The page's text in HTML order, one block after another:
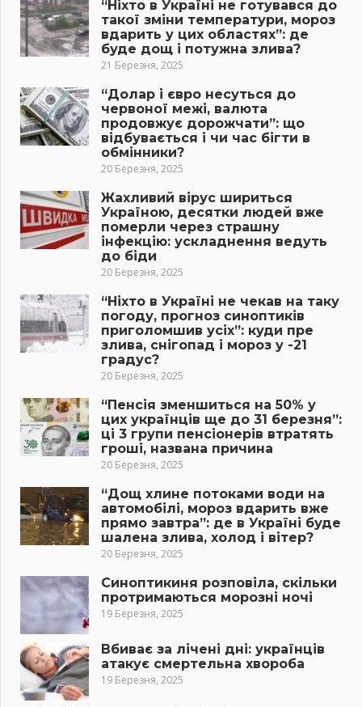
“Ніхто в Україні не готувався до
такої зміни температури, мороз
вдарить у цих областях”: де
буде дощ і потужна злива?
21 Березня, 2025
“Долар і євро несуться до
червоної межі, валюта
продовжує дорожчати”: що
відбувається і чи час бігти в
обмінники?
20 Березня, 2025
Жахливий вірус шириться
Україною, десятки людей вже
померли через страшну
інфекцію: ускладнення ведуть
до біди
20 Березня, 2025
“Ніхто в Україні не чекав на таку
погоду, прогноз синоптиків
приголомшив усіх”: куди пре
злива, снігопад і мороз у -21
градус?
20 Березня, 2025
“Пенсія зменшиться на 50% у
цих українців ще до 31 березня”:
ці 3 групи пенсіонерів втратять
гроші, названа причина
20 Березня, 2025
“Дощ хлине потоками води на
автомобілі, мороз вдарить вже
прямо завтра”: де в Україні буде
шалена злива, холод і вітер?
20 Березня, 2025
Синоптикиня розповіла, скільки
протримаються морозні ночі
19 Березня, 2025
Вбиває за лічені дні: українців
атакує смертельна хвороба
19 Березня, 2025